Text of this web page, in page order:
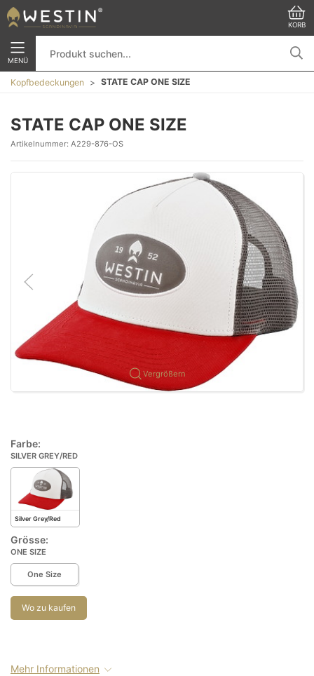
KORB
MENÜ
Kopfbedeckungen STATE CAP ONE SIZE
STATE CAP ONE SIZE
Artikelnummer: A229-876-OS
Vergrößern
Farbe:
SILVER GREY/RED
Silver Grey/Red
Grösse:
ONE SIZE
One Size
Wo zu kaufen
Mehr Informationen